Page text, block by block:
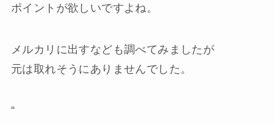
ポイントが欲しいですよね。
メルカリに出すなども調べてみましたが
元は取れそうにありませんでした 。
“